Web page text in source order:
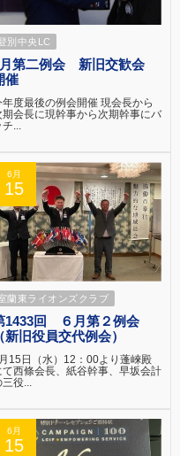
別中央LC
第二例会 新旧交歓会
催
年度最後の例会開催 現会長から
期会長に現幹事から次期幹事にバ
チ...
6月
15
蘭東ライオンズクラブ
1433回 ６月第２例会
（新旧役員交代例会）
15日（水）12：00より蓬崍殿
て西條会長、紙谷幹事、早坂会計
三役...
6月
15